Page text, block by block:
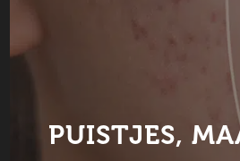
PUISTJES,